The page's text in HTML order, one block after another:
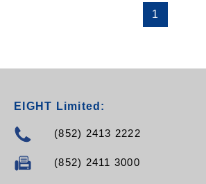
1
EIGHT Limited:
(852) 2413 2222
(852) 2411 3000